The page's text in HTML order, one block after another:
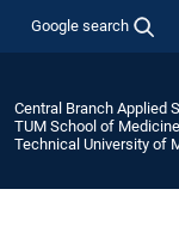
Google search
Central Branch Applied
TUM School of
Technical University of